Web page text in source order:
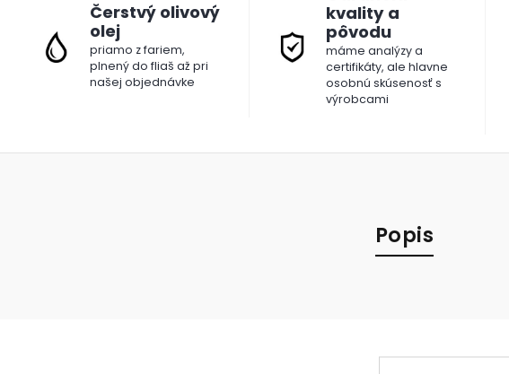
Čerstvý olivový
olej
priamo z fariem,
plnený do fliaš až pri
našej objednávke
kvality a
pôvodu
máme analýzy a
certifikáty, ale hlavne
osobnú skúsenosť s
výrobcami
Popis